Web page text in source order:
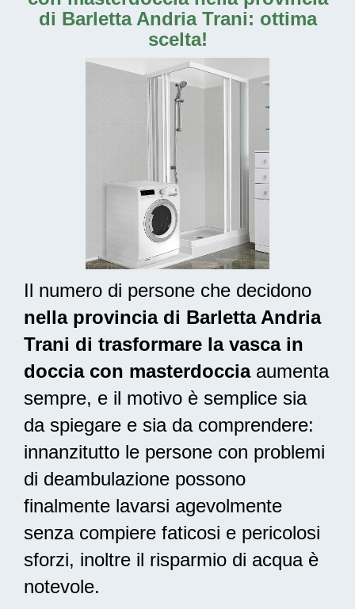
di Barletta Andria Trani: ottima
scelta!
Il numero di persone che decidono
nella provincia di Barletta Andria
Trani di trasformare la vasca in
doccia con masterdocciaaumenta
sempre, e il motivo è semplice sia
da spiegare e sia da comprendere:
innanzitutto le persone con problemi
di deambulazione possono
finalmente lavarsi agevolmente
senza compiere faticosi e pericolosi
sforzi, inoltre il risparmio di acqua è
notevole.